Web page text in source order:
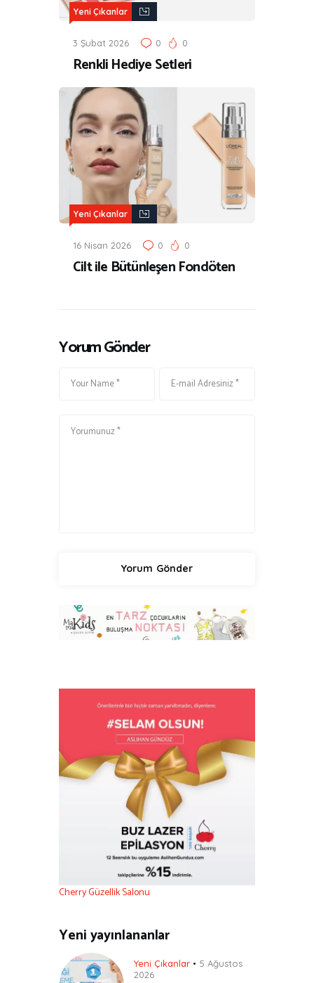
Yeni Çıkanlar
3 Şubat 2026 0 0
Renkli Hediye Setleri
Yeni Çıkanlar
16 Nisan 2026 0 0
Cilt ile Bütünleşen Fondöten
Yorum Gönder
Cherry Güzellik Salonu
Yeni yayınlananlar
Yeni Çıkanlar
5 Ağustos
2026